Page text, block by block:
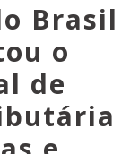
Brasil
o
de